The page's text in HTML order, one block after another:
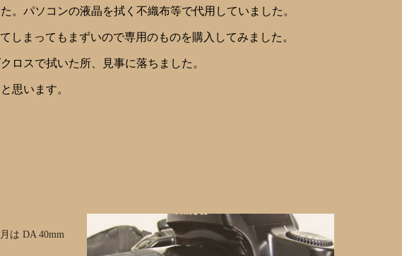
パソコンの液晶を拭く不織布等で代用していました。
まってもまずいので専用のものを購入してみました。
ロスで拭いた所、見事に落ちました。
思います。
は DA 40mm